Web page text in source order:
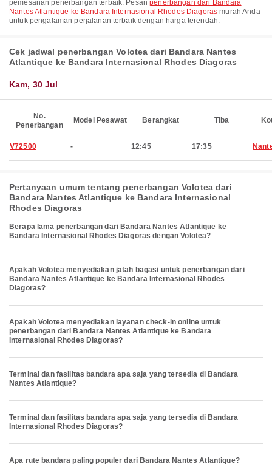
pemesanan penerbangan terbaik. Pesanpenerbangan dari Bandara
Nantes Atlantique ke Bandara Internasional Rhodes Diagoras murah Anda
untuk pengalaman perjalanan terbaik dengan harga terendah.
Cek jadwal penerbangan Volotea dari Bandara Nantes
Atlantique ke Bandara Internasional Rhodes Diagoras
Kam, 30 Jul
No.
Penerbangan
Model Pesawat Berangkat Tiba
V72500 - 12:45 17:35
Pertanyaan umum tentang penerbangan Volotea dari
Bandara Nantes Atlantique ke Bandara Internasional
Rhodes Diagoras
Berapa lama penerbangan dari Bandara Nantes Atlantique ke
Bandara Internasional Rhodes Diagoras dengan Volotea?
Apakah Volotea menyediakan jatah bagasi untuk penerbangan dari
Bandara Nantes Atlantique ke Bandara Internasional Rhodes
Diagoras?
Apakah Volotea menyediakan layanan check-in online untuk
penerbangan dari Bandara Nantes Atlantique ke Bandara
Internasional Rhodes Diagoras?
Terminal dan fasilitas bandara apa saja yang tersedia di Bandara
Nantes Atlantique?
Terminal dan fasilitas bandara apa saja yang tersedia di Bandara
Internasional Rhodes Diagoras?
Apa rute bandara paling populer dari Bandara Nantes Atlantique?